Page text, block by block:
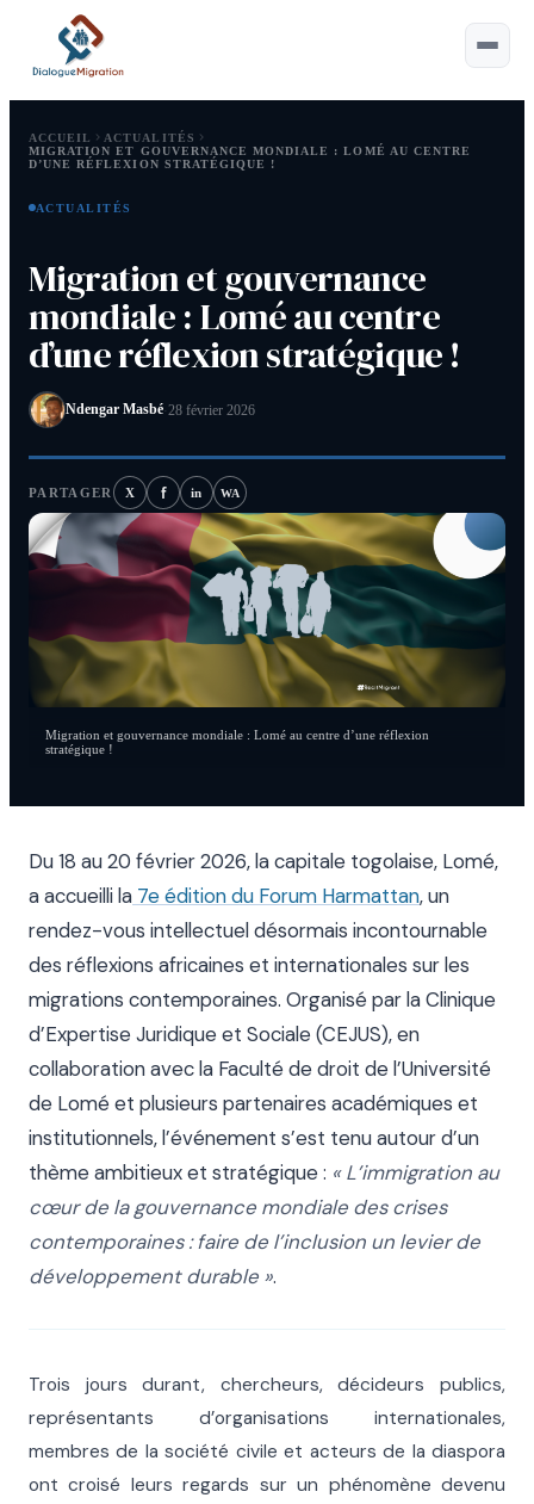
Astuce : ⌘ ou Ctrl+K pour ouvrir
ACCUEIL
ACTUALITÉS
MIGRATION ET GOUVERNANCE MONDIALE : LOMÉ AU CENTRE
D’UNE RÉFLEXION STRATÉGIQUE !
ACTUALITÉS
Migration et gouvernance
mondiale : Lomé au centre
d’une réflexion stratégique !
Ndengar Masbé· 28 février 2026
PARTAGER X f in WA
Migration et gouvernance mondiale : Lomé au centre d’une réflexion
stratégique !
Du 18 au 20 février 2026, la capitale togolaise, Lomé,
a accueilli la 7e édition du Forum Harmattan, un
rendez-vous intellectuel désormais incontournable
des réflexions africaines et internationales sur les
migrations contemporaines. Organisé par la Clinique
d’Expertise Juridique et Sociale (CEJUS), en
collaboration avec la Faculté de droit de l’Université
de Lomé et plusieurs partenaires académiques et
institutionnels, l’événement s’est tenu autour d’un
thème ambitieux et stratégique : « L’immigration au
cœur de la gouvernance mondiale des crises
contemporaines : faire de l’inclusion un levier de
développement durable ».
Trois jours durant, chercheurs, décideurs publics,
représentants d’organisations internationales,
membres de la société civile et acteurs de la diaspora
ont croisé leurs regards sur un phénomène devenu